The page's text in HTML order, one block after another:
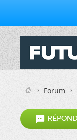
Forum
